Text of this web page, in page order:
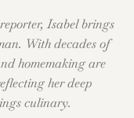
Isabel brings
With decades of
homemaking are
her deep
culinary.